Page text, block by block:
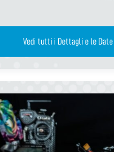
Vedi tutti i Dettagli e le Date